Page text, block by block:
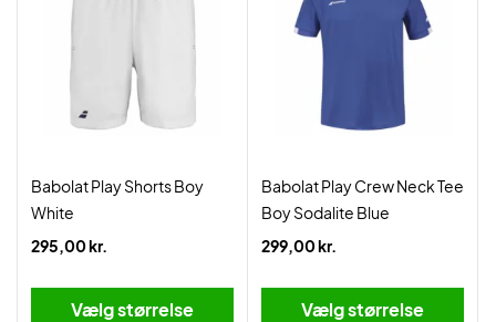
Babolat Play Shorts Boy
White
295,00 kr.
Vælg størrelse
Babolat Play Crew Neck Tee
Boy Sodalite Blue
299,00 kr.
Vælg størrelse